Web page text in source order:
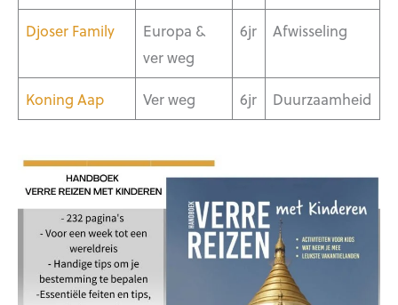
Djoser Family
Europa &
ver weg
6jr Afwisseling
Koning Aap Ver weg 6jr Duurzaamheid